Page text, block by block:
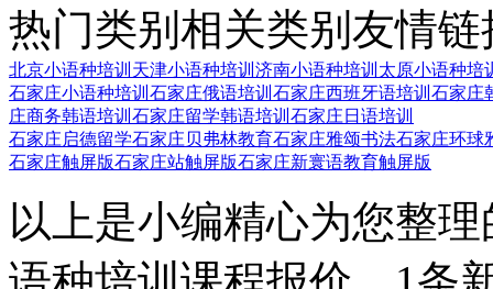
热门类别 相关类别 友情链
北京小语种培训 天津小语种培训 济南小语种培训 太原小语种培
石家庄小语种培训 石家庄俄语培训 石家庄西班牙语培训 石家庄
庄商务韩语培训 石家庄留学韩语培训 石家庄日语培训
石家庄启德留学石家庄贝弗林教育石家庄雅颂书法石家庄环球
石家庄触屏版石家庄站触屏版石家庄新寰语教育触屏版
以上是小编精心为您整